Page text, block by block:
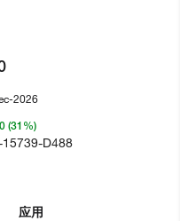
应用
2026
(31%)
15739-D488